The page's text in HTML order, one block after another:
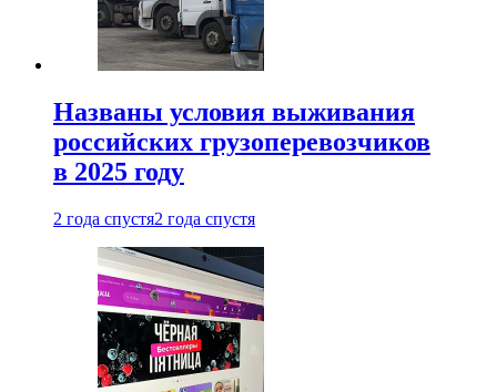
Названы условия выживания
российских грузоперевозчиков
в 2025 году
2 года спустя2 года спустя